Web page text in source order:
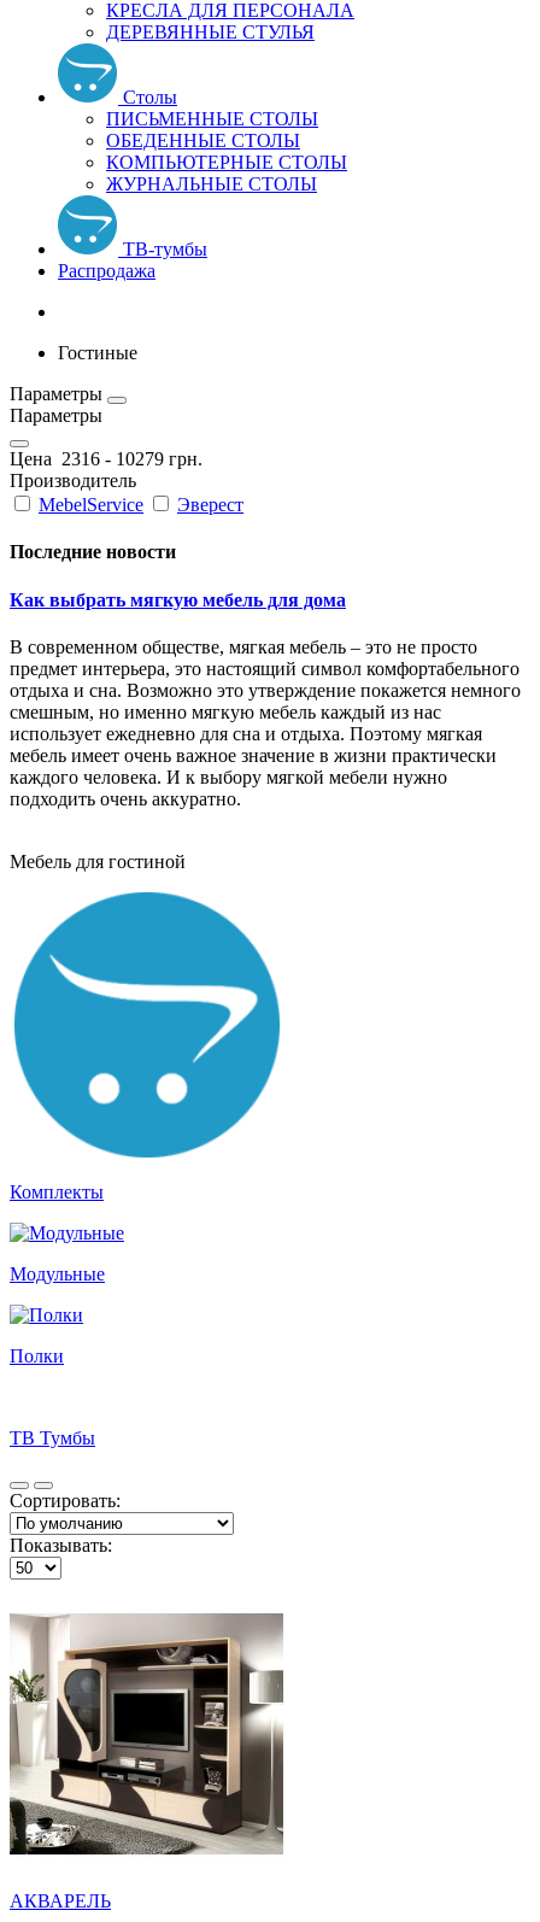
КРЕСЛА ДЛЯ ПЕРСОНАЛА
ДЕРЕВЯННЫЕ СТУЛЬЯ
Столы
ПИСЬМЕННЫЕ СТОЛЫ
ОБЕДЕННЫЕ СТОЛЫ
КОМПЬЮТЕРНЫЕ СТОЛЫ
ЖУРНАЛЬНЫЕ СТОЛЫ
ТВ-тумбы
Распродажа
Гостиные
Параметры
Параметры
Цена 2316 - 10279 грн.
Производитель
MebelService
Эверест
Последние новости
Как выбрать мягкую мебель для дома
В современном обществе, мягкая мебель – это не просто
предмет интерьера, это настоящий символ комфортабельного
отдыха и сна. Возможно это утверждение покажется немного
смешным, но именно мягкую мебель каждый из нас
использует ежедневно для сна и отдыха. Поэтому мягкая
мебель имеет очень важное значение в жизни практически
каждого человека. И к выбору мягкой мебели нужно
подходить очень аккуратно.
Мебель для гостиной
Комплекты
Модульные
Полки
ТВ Тумбы
Сортировать:
Показывать:
АКВАРЕЛЬ